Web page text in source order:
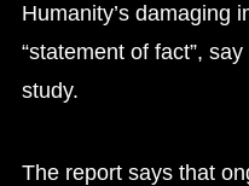
Humanity’s damaging
“statement of fact”,
study.
The report says that